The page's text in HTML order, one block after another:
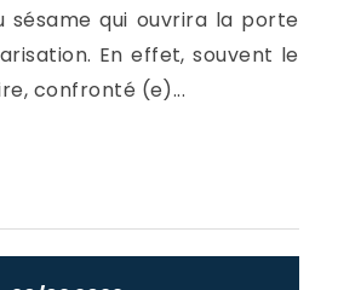
sésame qui ouvrira la porte
En effet, souvent le
confronté (e)...